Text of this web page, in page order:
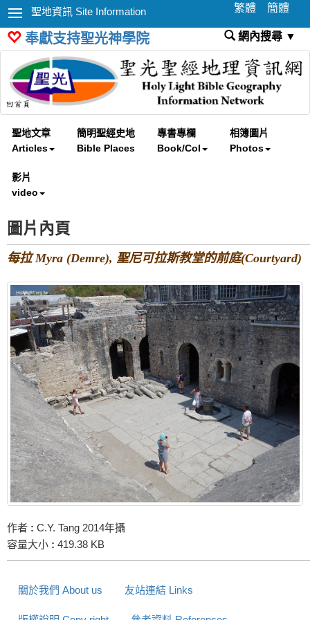
聖地資訊 Site Information 繁體 簡體
奉獻支持聖光神學院 網內搜尋 ▼
聖地文章
Articles
簡明聖經史地
Bible Places
專書專欄
Book/Col
相簿圖片
Photos
影片
video
圖片內頁
每拉 Myra (Demre), 聖尼可拉斯教堂的前庭(Courtyard)
作者 : C.Y. Tang 2014年攝
容量大小 : 419.38 KB
關於我們 About us 友站連結 Links